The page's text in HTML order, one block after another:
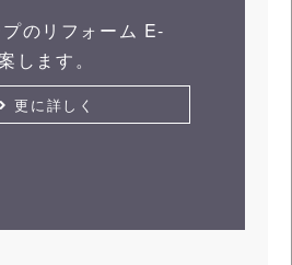
のリフォーム E-
します。
更に詳しく